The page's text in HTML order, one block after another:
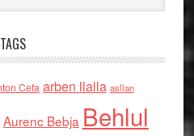
TAGS
Cefa arben llalla asllan
Aurenc Bebja Behlul